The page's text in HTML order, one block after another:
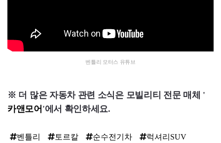
벤틀리 모터스 유튜브
※ 더 많은 자동차 관련 소식은 모빌리티 전문 매체 '
카앤모어 '에서 확인하세요.
벤틀리 토르칼 순수전기차
럭셔리SUV